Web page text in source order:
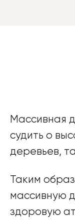
Массивная
судить о
деревьев,
Таким
массивную
здоровую